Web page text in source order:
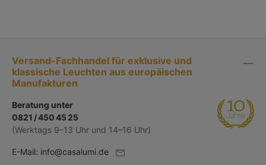
Versand-Fachhandel für exklusive und
klassische Leuchten aus europäischen
Manufakturen
Beratung unter
0821 / 450 45 25
(Werktags 9–13 Uhr und 14–16 Uhr)
E-Mail: info@casalumi.de